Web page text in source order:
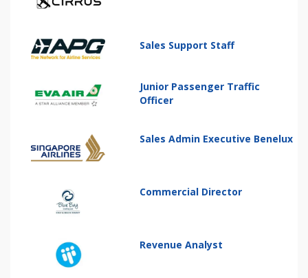
Sales Support Staff
Junior Passenger Traffic
Officer
Sales Admin Executive Benelux
Commercial Director
Revenue Analyst